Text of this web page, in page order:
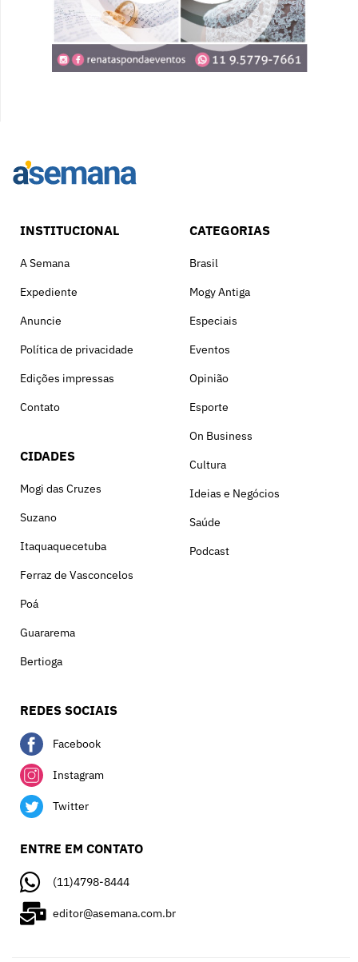
INSTITUCIONAL
A Semana
Expediente
Anuncie
Política de privacidade
Edições impressas
Contato
CIDADES
Mogi das Cruzes
Suzano
Itaquaquecetuba
Ferraz de Vasconcelos
Poá
Guararema
Bertioga
CATEGORIAS
Brasil
Mogy Antiga
Especiais
Eventos
Opinião
Esporte
On Business
Cultura
Ideias e Negócios
Saúde
Podcast
REDES SOCIAIS
Facebook
Instagram
Twitter
ENTRE EM CONTATO
(11)4798-8444
editor@asemana.com.br